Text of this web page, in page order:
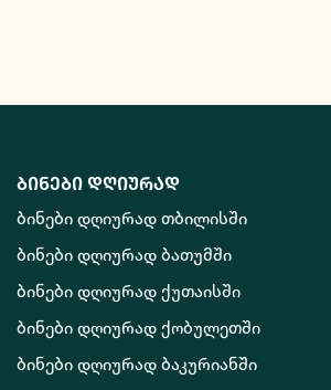
ბინები დღიურად
ბინები დღიურად თბილისში
ბინები დღიურად ბათუმში
ბინები დღიურად ქუთაისში
ბინები დღიურად ქობულეთში
ბინები დღიურად ბაკურიანში